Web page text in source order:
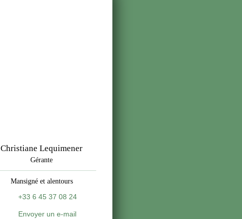
Christiane Lequimener
Gérante
Mansigné et alentours
+33 6 45 37 08 24
Envoyer un e-mail